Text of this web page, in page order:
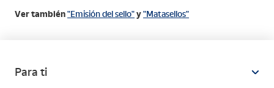
Ver también"Emisión del sello"y"Matasellos"
Para ti